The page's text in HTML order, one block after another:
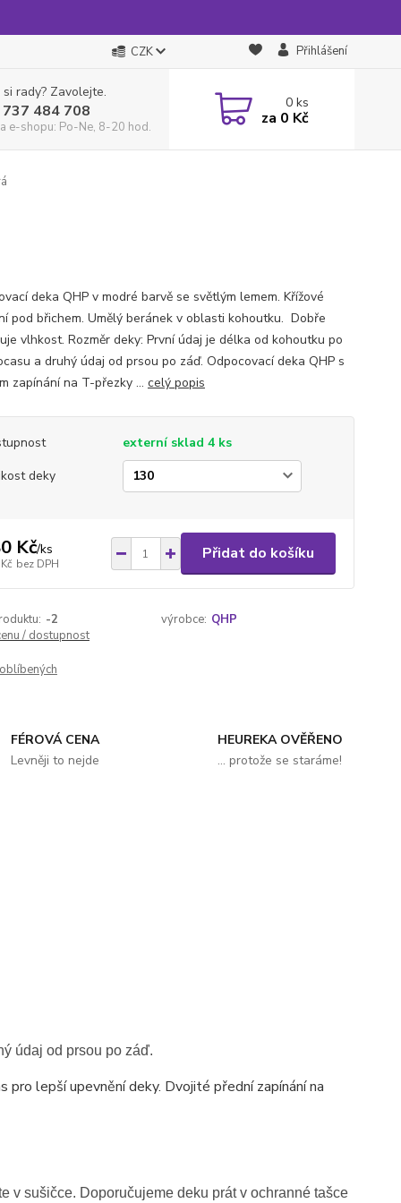
CZK Přihlášení
rady? Zavolejte.
484 708
e-shopu: Po-Ne, 8-20 hod.
0ks
za 0 Kč
deka QHP v modré barvě se světlým lemem. Křížové
pod břichem. Umělý beránek v oblasti kohoutku. Dobře
vlhkost. Rozměr deky: První údaj je délka od kohoutku po
a druhý údaj od prsou po záď. Odpocovací deka QHP s
zapínání na T-přezky ... celý popis
externí sklad 4 ks
deky
Kč/ks
bez DPH
Přidat do košíku
-2 výrobce: QHP
/ dostupnost
FÉROVÁ CENA
Levněji to nejde
HEUREKA OVĚŘENO
... protože se staráme!
údaj od prsou po záď.
lepší upevnění deky. Dvojité přední zapínání na
v sušičce. Doporučujeme deku prát v ochranné tašce